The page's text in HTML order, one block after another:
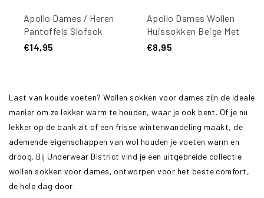
Apollo Dames / Heren
Pantoffels Slofsok
Antislip Wol Beige
€14,95
Apollo Dames Wollen
Huissokken Beige Met
Omslag Winter Print
€8,95
Last van koude voeten? Wollen sokken voor dames zijn de ideale
manier om ze lekker warm te houden, waar je ook bent. Of je nu
lekker op de bank zit of een frisse winterwandeling maakt, de
ademende eigenschappen van wol houden je voeten warm en
droog. Bij Underwear District vind je een uitgebreide collectie
wollen sokken voor dames, ontworpen voor het beste comfort,
de hele dag door.